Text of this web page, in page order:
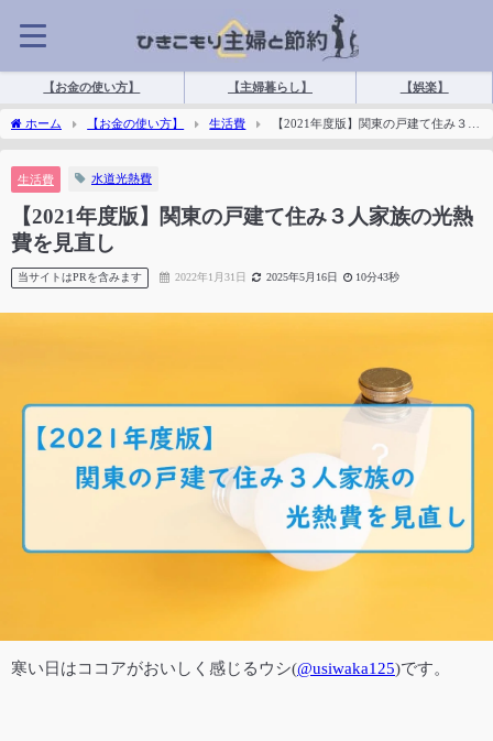
【お金の使い方】 【主婦暮らし】 【娯楽】
ホーム 【お金の使い方】 生活費
【2021年度版】関東の戸建て住み３人
生活費 水道光熱費
【2021年度版】関東の戸建て住み３人家族の光熱
費を見直し
当サイトはPRを含みます 2022年1月31日 2025年5月16日 10分43秒
寒い日はココアがおいしく感じるウシ(@usiwaka125)です。